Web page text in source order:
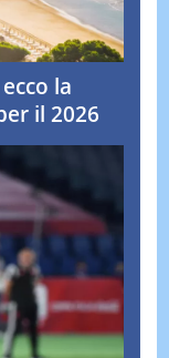
la
il 2026